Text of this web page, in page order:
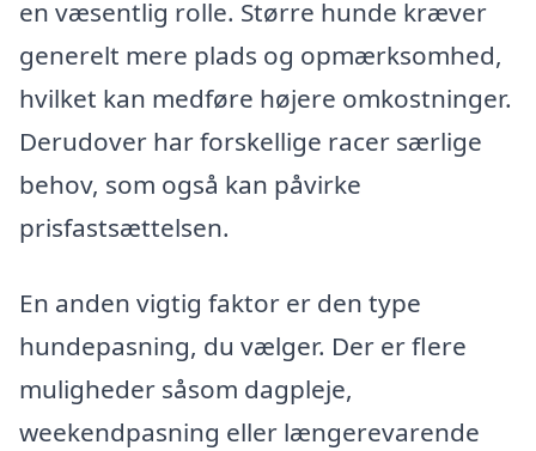
en væsentlig rolle. Større hunde kræver
generelt mere plads og opmærksomhed,
hvilket kan medføre højere omkostninger.
Derudover har forskellige racer særlige
behov, som også kan påvirke
prisfastsættelsen.
En anden vigtig faktor er den type
hundepasning, du vælger. Der er flere
muligheder såsom dagpleje,
weekendpasning eller længerevarende